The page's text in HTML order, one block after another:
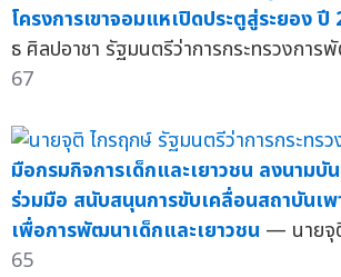
โครงการเขาจอมแหเปิดประตูสู่ระยอง ปี
ธ ศิลปอาชา รัฐมนตรีว่าการกระทรวงกา
67
มือกรมกิจการเด็กและเยาวชน ลงนาม
ร่วมมือ สนับสนุนการขับเคลื่อนสถาบันเ
เพื่อการพัฒนาเด็กและเยาวชน — นายจุ
65